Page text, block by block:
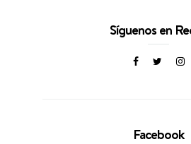
Síguenos en
Facebook